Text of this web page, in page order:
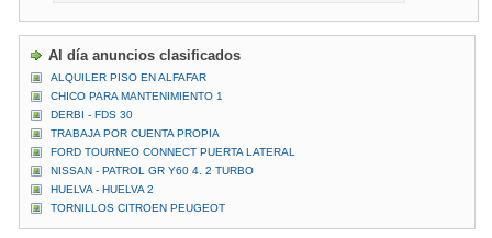
Al día anuncios clasificados
ALQUILER PISO EN ALFAFAR
CHICO PARA MANTENIMIENTO 1
DERBI - FDS 30
TRABAJA POR CUENTA PROPIA
FORD TOURNEO CONNECT PUERTA LATERAL
NISSAN - PATROL GR Y60 4. 2 TURBO
HUELVA - HUELVA 2
TORNILLOS CITROEN PEUGEOT